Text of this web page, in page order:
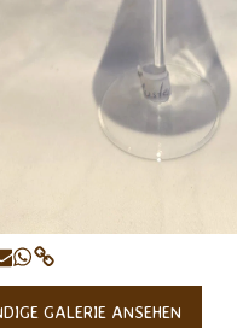
GALERIE ANSEHEN